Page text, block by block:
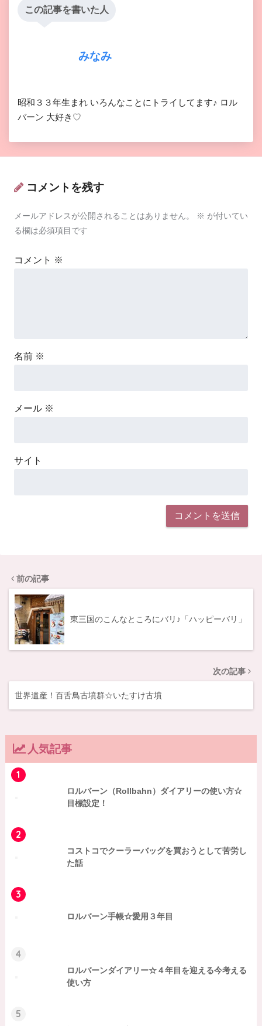
この記事を書いた人
みなみ
昭和３３年生まれ いろんなことにトライしてます♪ ロル
バーン 大好き♡
コメントを残す
メールアドレスが公開されることはありません。 ※ が付いてい
る欄は必須項目です
コメント ※
名前 ※
メール ※
サイト
前の記事
東三国のこんなところにバリ♪「ハッピーバリ」
次の記事
世界遺産！百舌鳥古墳群☆いたすけ古墳
人気記事
1
ロルバーン（Rollbahn）ダイアリーの使い方☆
目標設定！
2
コストコでクーラーバッグを買おうとして苦労し
た話
3
ロルバーン手帳☆愛用３年目
4
ロルバーンダイアリー☆４年目を迎える今考える
使い方
5